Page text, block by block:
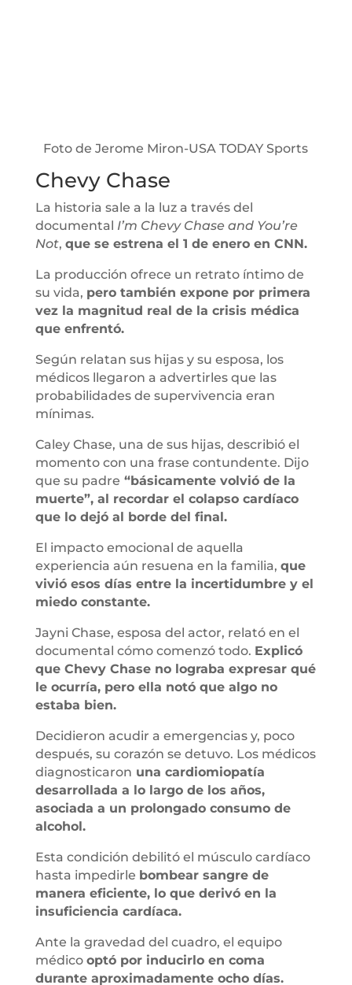
Foto de Jerome Miron-USA TODAY Sports
Chevy Chase
La historia sale a la luz a través del
documental I’m Chevy Chase and You’re
Not, que se estrena el 1 de enero en CNN.
La producción ofrece un retrato íntimo de
su vida, pero también expone por primera
vez la magnitud real de la crisis médica
que enfrentó.
Según relatan sus hijas y su esposa, los
médicos llegaron a advertirles que las
probabilidades de supervivencia eran
mínimas.
Caley Chase, una de sus hijas, describió el
momento con una frase contundente. Dijo
que su padre “básicamente volvió de la
muerte”, al recordar el colapso cardíaco
que lo dejó al borde del final.
El impacto emocional de aquella
experiencia aún resuena en la familia, que
vivió esos días entre la incertidumbre y el
miedo constante.
Jayni Chase, esposa del actor, relató en el
documental cómo comenzó todo. Explicó
que Chevy Chase no lograba expresar qué
le ocurría, pero ella notó que algo no
estaba bien.
Decidieron acudir a emergencias y, poco
después, su corazón se detuvo. Los médicos
diagnosticaron una cardiomiopatía
desarrollada a lo largo de los años,
asociada a un prolongado consumo de
alcohol.
Esta condición debilitó el músculo cardíaco
hasta impedirle bombear sangre de
manera eficiente, lo que derivó en la
insuficiencia cardíaca.
Ante la gravedad del cuadro, el equipo
médico optó por inducirlo en coma
durante aproximadamente ocho días.